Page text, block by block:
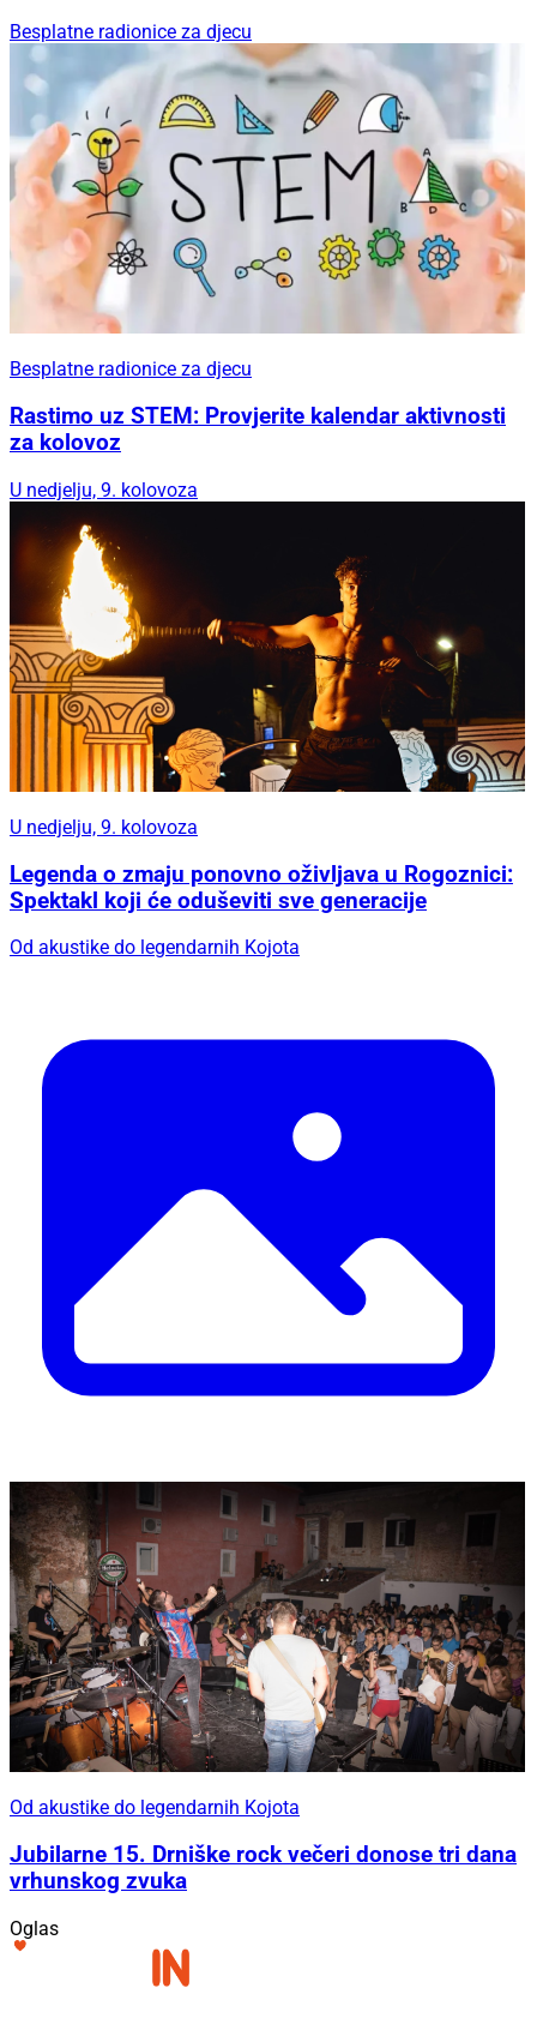
Besplatne radionice za djecu
Besplatne radionice za djecu
Rastimo uz STEM: Provjerite kalendar aktivnosti
za kolovoz
U nedjelju, 9. kolovoza
U nedjelju, 9. kolovoza
Legenda o zmaju ponovno oživljava u Rogoznici:
Spektakl koji će oduševiti sve generacije
Od akustike do legendarnih Kojota
Od akustike do legendarnih Kojota
Jubilarne 15. Drniške rock večeri donose tri dana
vrhunskog zvuka
Oglas